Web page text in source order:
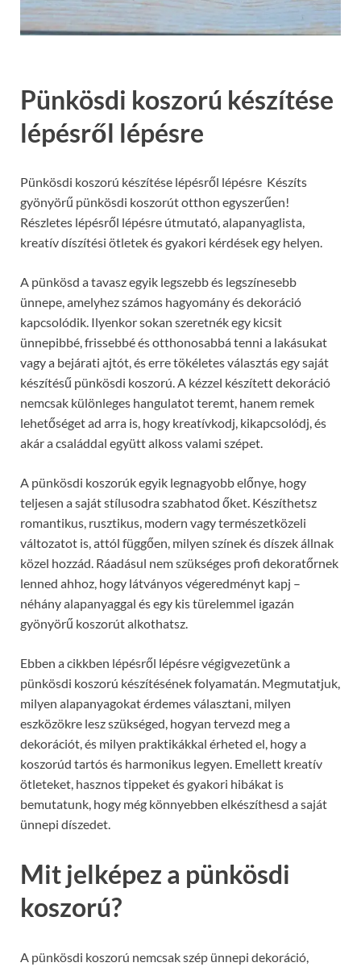
Pünkösdi koszorú készítése
lépésről lépésre
Pünkösdi koszorú készítése lépésről lépésre Készíts
gyönyörű pünkösdi koszorút otthon egyszerűen!
Részletes lépésről lépésre útmutató, alapanyaglista,
kreatív díszítési ötletek és gyakori kérdések egy helyen.
A pünkösd a tavasz egyik legszebb és legszínesebb
ünnepe, amelyhez számos hagyomány és dekoráció
kapcsolódik. Ilyenkor sokan szeretnék egy kicsit
ünnepibbé, frissebbé és otthonosabbá tenni a lakásukat
vagy a bejárati ajtót, és erre tökéletes választás egy saját
készítésű pünkösdi koszorú. A kézzel készített dekoráció
nemcsak különleges hangulatot teremt, hanem remek
lehetőséget ad arra is, hogy kreatívkodj, kikapcsolódj, és
akár a családdal együtt alkoss valami szépet.
A pünkösdi koszorúk egyik legnagyobb előnye, hogy
teljesen a saját stílusodra szabhatod őket. Készíthetsz
romantikus, rusztikus, modern vagy természetközeli
változatot is, attól függően, milyen színek és díszek állnak
közel hozzád. Ráadásul nem szükséges profi dekoratőrnek
lenned ahhoz, hogy látványos végeredményt kapj –
néhány alapanyaggal és egy kis türelemmel igazán
gyönyörű koszorút alkothatsz.
Ebben a cikkben lépésről lépésre végigvezetünk a
pünkösdi koszorú készítésének folyamatán. Megmutatjuk,
milyen alapanyagokat érdemes választani, milyen
eszközökre lesz szükséged, hogyan tervezd meg a
dekorációt, és milyen praktikákkal érheted el, hogy a
koszorúd tartós és harmonikus legyen. Emellett kreatív
ötleteket, hasznos tippeket és gyakori hibákat is
bemutatunk, hogy még könnyebben elkészíthesd a saját
ünnepi díszedet.
Mit jelképez a pünkösdi
koszorú?
A pünkösdi koszorú nemcsak szép ünnepi dekoráció,